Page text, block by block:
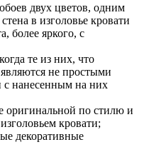
двух цветов, одним
в изголовье кровати
более яркого, с
те из них, что
не простыми
с нанесенным на них
оригинальной по стилю и
кровати;
декоративные